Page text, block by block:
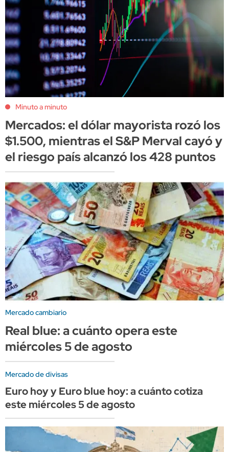
Minuto a minuto
Mercados: el dólar mayorista rozó los
$1.500, mientras el S&P Merval cayó y
el riesgo país alcanzó los 428 puntos
Mercado cambiario
Real blue: a cuánto opera este
miércoles 5 de agosto
Mercado de divisas
Euro hoy y Euro blue hoy: a cuánto cotiza
este miércoles 5 de agosto